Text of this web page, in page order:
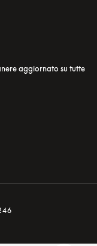
aggiornato su tutte